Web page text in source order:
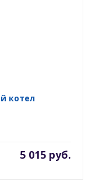
котел
5 015 руб.